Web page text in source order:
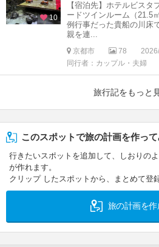
10
【宿泊先】ホテルビス
ードツインルーム（21.5
例行事だった貴船の川床
親を連...
京都市 78
同行者：カップル・夫婦
旅行記をもっと
このスポットで旅の計画を作っ
行きたいスポットを追加して、しおりの
が作れます。
クリップ したスポットから、まとめて登
旅の計画を作